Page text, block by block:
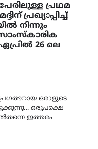
പ്രഥമ
പ്രഖ്യാപ്പിച്ച്
നിന്നും
26 ലെ
പ്രഗത്ഭനായ ഒരാളുടെ
ഒരുപക്ഷെ
ഇത്തരം